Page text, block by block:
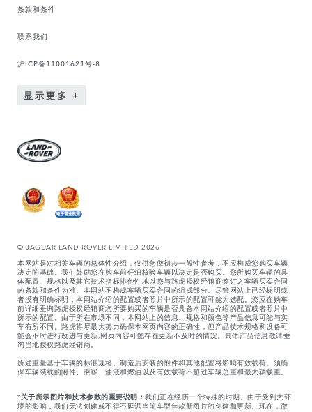
条款和条件
联系我们
沪ICP备11001621号-8
显示更多
© JAGUAR LAND ROVER LIMITED 2026
本网站是对相关车辆的总体性介绍，仅供您做初步一般性参考，不应构成您购买车辆
决定的基础。我们鼓励您在购车前仔细核验车辆以决定是否购买。您所购买车辆的具
体配置、规格以及其它技术指标排他性地以您与路虎授权经销商签订之车辆买卖合同
的条款和条件为准。本网站不构成车辆买卖合同的组成部分。尽管网站上已经标明或
者没有明确标明，本网站介绍的配置或者照片中所示的配置可能为选配。您应在购车
前详细垂询路虎授权经销商您所要购买的车辆是否具备本网站介绍的配置或者照片中
所示的配置。由于所在市场不同，本网站上的信息、规格和颜色等产品信息可能与实
车有所不同。路虎将尽最大努力确保本网页内容的正确性，但产品技术规格和设备可
能会不时进行改进与更新,网页内容可能存在更新不及时的情况。具体产品信息敬请垂
询当地授权路虎经销商。
所述重量基于车辆的标准规格。制造后安装的附件和其他配置将影响有效载荷。须确
保车辆装载的附件、乘客、油液和燃油以及有效载荷不超过车辆总重和最大轴载重。
*关于所示图片和技术参数的重要说明： 我们正在经历一个特殊的时期。由于受到大环
境的影响，我们无法创建或不得不延迟当前车型年款新图片的创建和更新。现在，微